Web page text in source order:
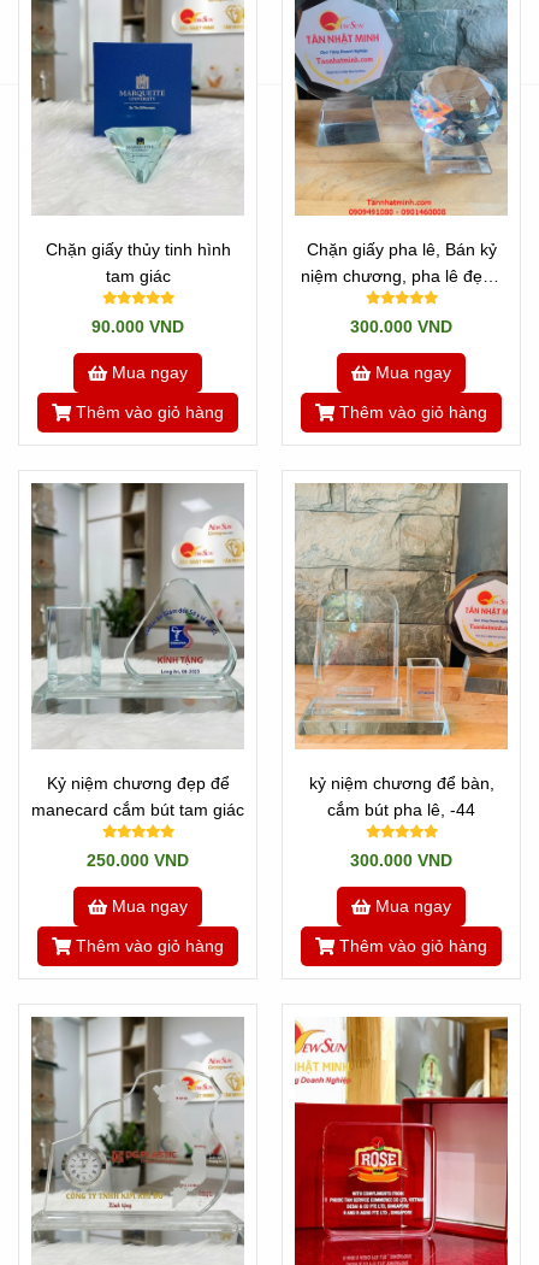
Chặn giấy thủy tinh hình
tam giác
90.000 VND
Mua ngay
Thêm vào giỏ hàng
Chặn giấy pha lê, Bán kỷ
niệm chương, pha lê đẹp -
6
300.000 VND
Mua ngay
Thêm vào giỏ hàng
Kỷ niệm chương đẹp để
manecard cắm bút tam giác
250.000 VND
Mua ngay
Thêm vào giỏ hàng
kỷ niệm chương để bàn,
cắm bút pha lê, -44
300.000 VND
Mua ngay
Thêm vào giỏ hàng